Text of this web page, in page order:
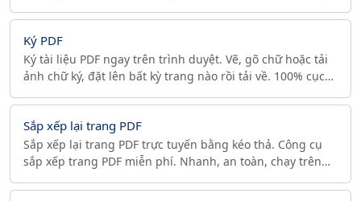
Ký PDF
Ký tài liệu PDF ngay trên trình duyệt. Vẽ, gõ chữ hoặc tải
ảnh chữ ký, đặt lên bất kỳ trang nào rồi tải về. 100% cục
Sắp xếp lại trang PDF
Sắp xếp lại trang PDF trực tuyến bằng kéo thả. Công cụ
sắp xếp trang PDF miễn phí. Nhanh, an toàn, chạy trên